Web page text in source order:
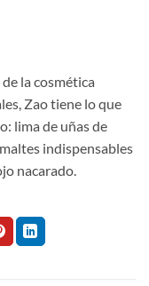
la cosmética
Zao tiene lo que
lima de uñas de
indispensables
nacarado.